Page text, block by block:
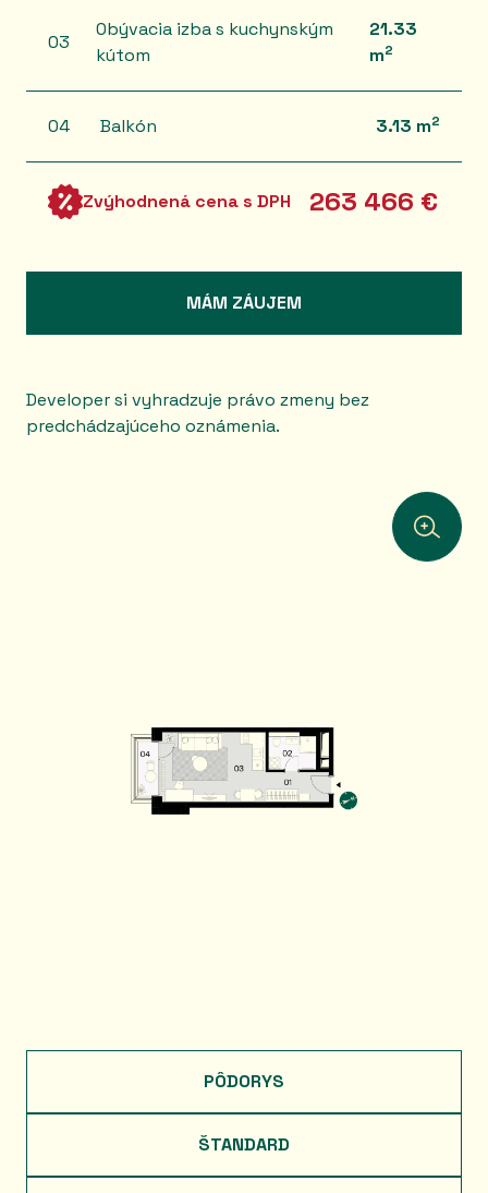
03
Obývacia izba s kuchynským
kútom
21.33
m2
04 Balkón 3.13 m2
Zvýhodnená cena s DPH 263 466 €
MÁM ZÁUJEM
Developer si vyhradzuje právo zmeny bez
predchádzajúceho oznámenia.
PÔDORYS
ŠTANDARD